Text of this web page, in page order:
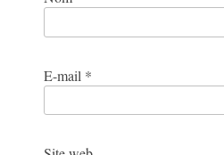
E-mail *